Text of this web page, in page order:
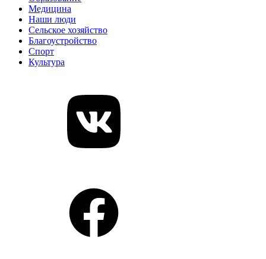
Медицина
Наши люди
Сельское хозяйство
Благоустройство
Спорт
Культура